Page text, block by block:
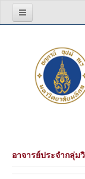
เกี่ยวกับเรา
โครงสร้างองค์กร
สีประจำมหาวิทยาลั
อาจารย์ประจำกลุ่